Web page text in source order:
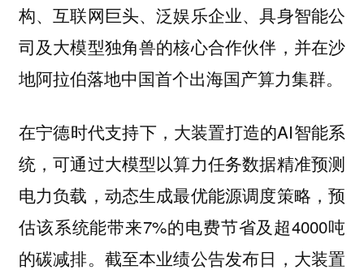
构、互联网巨头、泛娱乐企业、具身智能公
司及大模型独角兽的核心合作伙伴，并在沙
地阿拉伯落地中国首个出海国产算力集群。
在宁德时代支持下，大装置打造的AI智能系
统，可通过大模型以算力任务数据精准预测
电力负载，动态生成最优能源调度策略，预
估该系统能带来7%的电费节省及超4000吨
的碳减排。截至本业绩公告发布日，大装置